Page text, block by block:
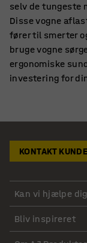
selv de tungeste
Disse vogne
fører til smerter
bruge vogne
ergonomiske
investering for
tunge, usunde
Hos AJ
møbelvogne, der
kg. Der er altså
blot skal stable
kan bære meget
Godset kan
KONTAKT
Kan vi hjælpe
Bliv inspireret